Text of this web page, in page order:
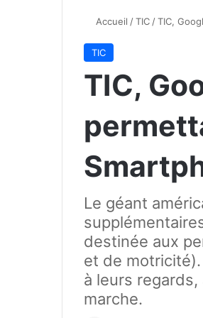
Accueil /TIC/TIC,
TIC
TIC,
Le géant
destinée aux
et de motricité).
à leurs
marche.